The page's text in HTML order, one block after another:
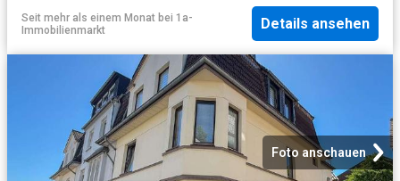
Seit mehr als einem Monat bei 1a-
Immobilienmarkt
Details ansehen
Foto anschauen